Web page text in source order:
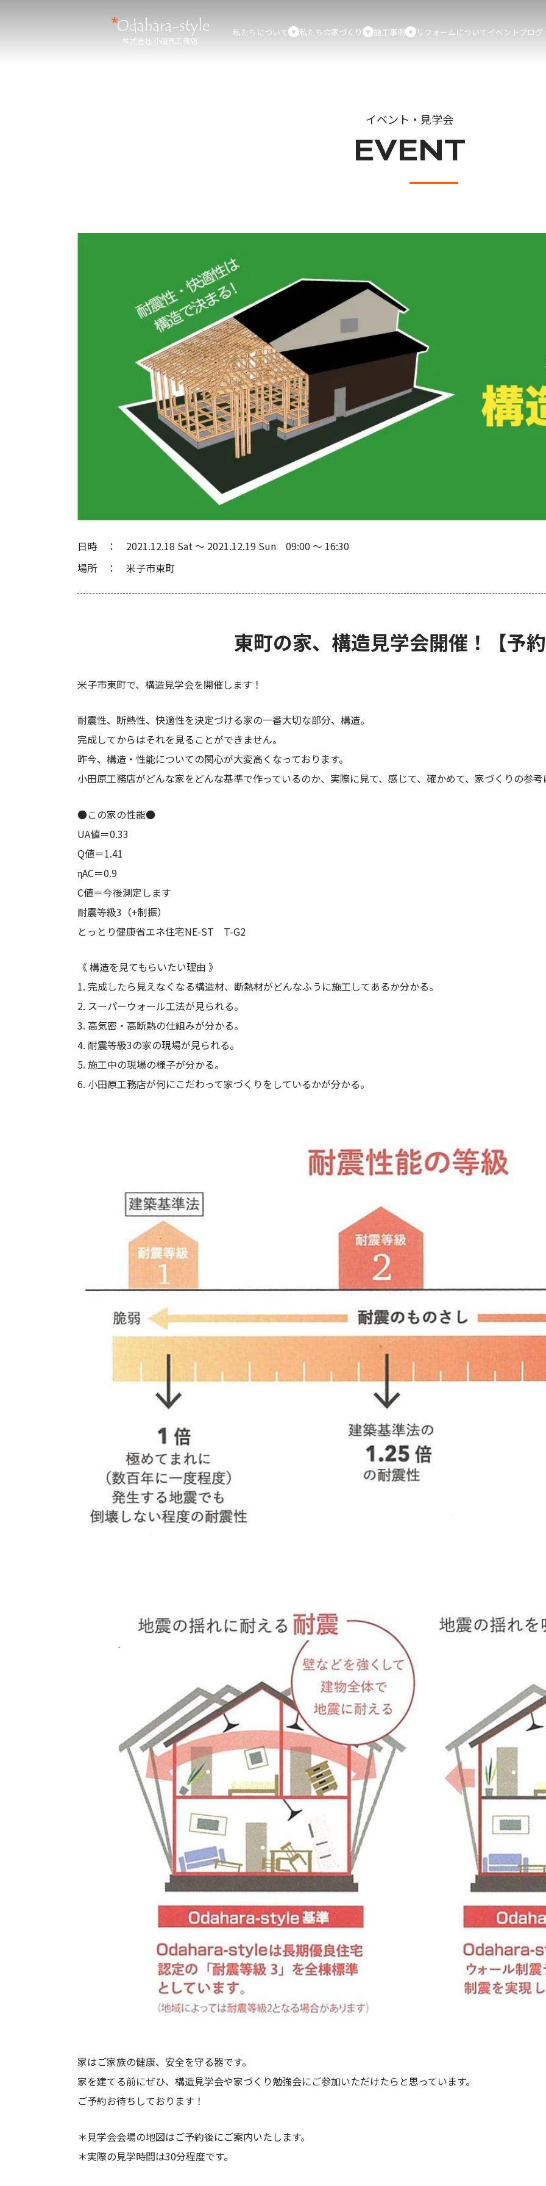
株式会社 小田原工務店
私たちについて 私たちの家づくり 施工事例 リフォームについてイベント ブログ
イベント・見学会
EVENT
日時 2021.12.18 Sat 〜 2021.12.19 Sun 09:00 〜 16:30
場所
米子市東町
東町の家、構造見学会開催！【予約
米子市東町で、構造見学会を開催します！
耐震性、断熱性、快適性を決定づける家の一番大切な部分、構造。
完成してからはそれを見ることができません。
昨今、構造・性能についての関心が大変高くなっております。
小田原工務店がどんな家をどんな基準で作っているのか、実際に見て、感じて、確かめて、家づくりの参考
●この家の性能●
UA値＝0.33
Q値＝1.41
ηAC＝0.9
C値＝今後測定します
耐震等級3（+制振）
とっとり健康省エネ住宅NE-ST T-G2
《 構造を見てもらいたい理由 》
1. 完成したら見えなくなる構造材、断熱材がどんなふうに施工してあるか分かる。
2. スーパーウォール工法が見られる。
3. 高気密・高断熱の仕組みが分かる。
4. 耐震等級3の家の現場が見られる。
5. 施工中の現場の様子が分かる。
6. 小田原工務店が何にこだわって家づくりをしているかが分かる。
家はご家族の健康、安全を守る器です。
家を建てる前にぜひ、構造見学会や家づくり勉強会にご参加いただけたらと思っています。
ご予約お待ちしております！
＊見学会会場の地図はご予約後にご案内いたします。
＊実際の見学時間は30分程度です。